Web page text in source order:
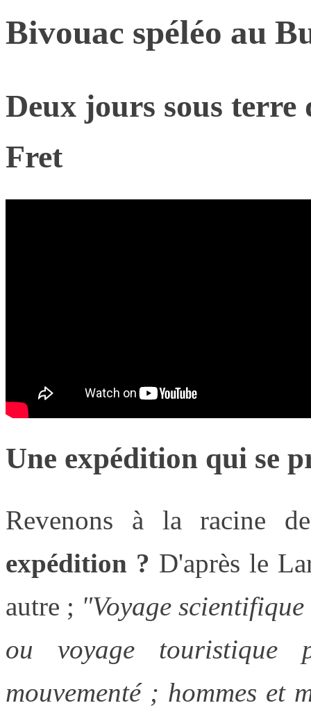
Bivouac spéléo au
Deux jours sous terre
Fret
Une expédition qui se
Revenons à la racine
expédition ? D'après le
autre ; "Voyage
ou voyage touristique
mouvementé ; hommes et